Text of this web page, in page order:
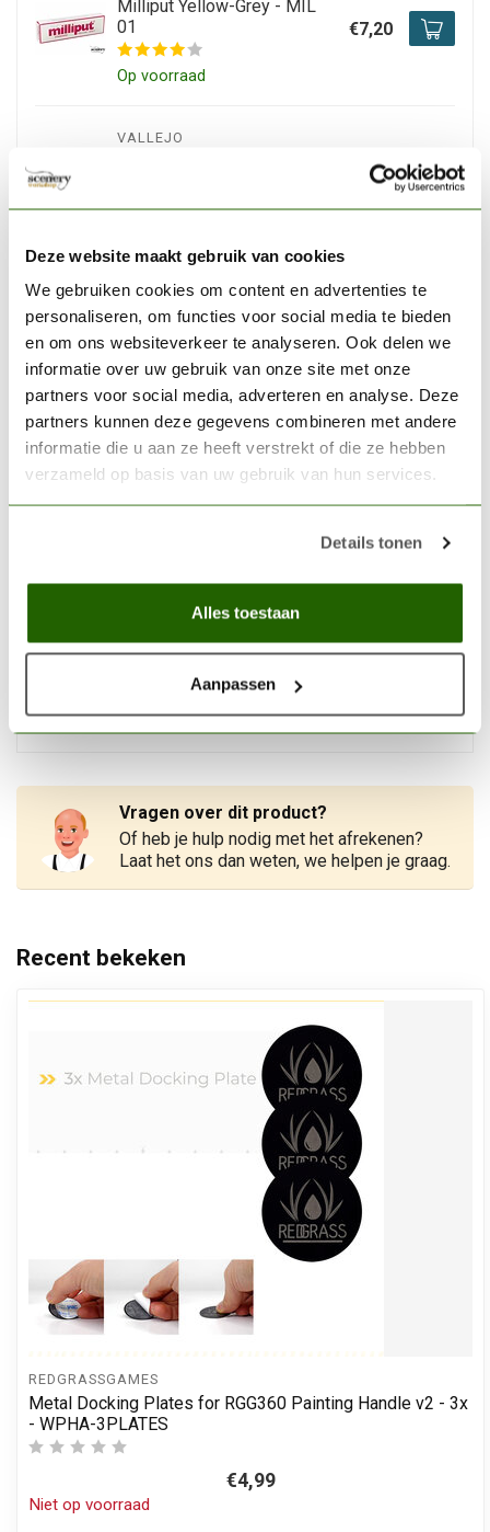
Deze website maakt gebruik van cookies
We gebruiken cookies om content en advertenties te
personaliseren, om functies voor social media te bieden
en om ons websiteverkeer te analyseren. Ook delen we
informatie over uw gebruik van onze site met onze
partners voor social media, adverteren en analyse. Deze
partners kunnen deze gegevens combineren met andere
informatie die u aan ze heeft verstrekt of die ze hebben
verzameld op basis van uw gebruik van hun services.
Details tonen
Alles toestaan
Aanpassen
Milliput Yellow-Grey - MIL
01
Op voorraad
€7,20
VALLEJO
€2,89
VALLEJO
Vallejo Liquid Mask - 17ml -
70523
Niet op voorraad
€3,06
VALLEJO
Vallejo Satin Varnish - 17ml -
The Army Painter Wet
Palette Hydro Pack
Niet op voorraad
€10,35
Vragen over dit product?
Of heb je hulp nodig met het afrekenen?
Laat het ons dan weten, we helpen je graag.
Recent bekeken
REDGRASSGAMES
Metal Docking Plates for RGG360 Painting Handle v2 - 3x
- WPHA-3PLATES
€4,99
Niet op voorraad